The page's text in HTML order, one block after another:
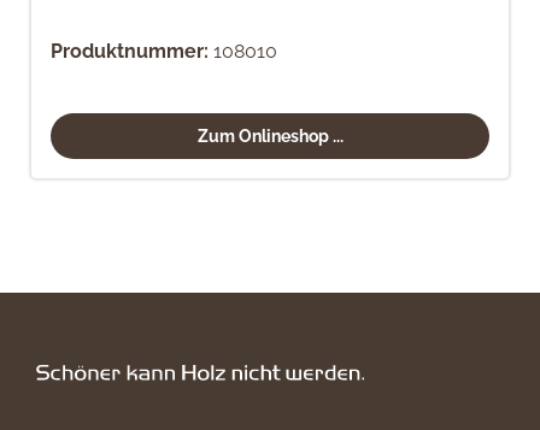
Produktnummer: 108010
Zum Onlineshop ...